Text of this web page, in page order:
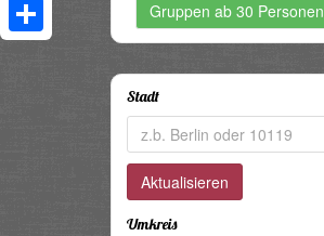
Gruppen ab 30 Personen
Stadt
Umkreis
Email